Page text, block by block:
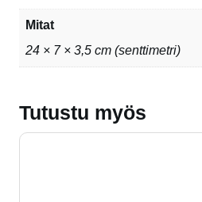
Mitat
24 × 7 × 3,5 cm (senttimetri)
Tutustu myös